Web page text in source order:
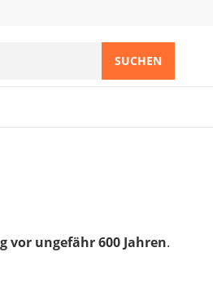
SUCHEN
vor ungefähr 600 Jahren.